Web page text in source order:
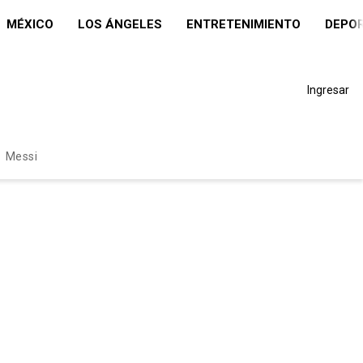
MÉXICO LOS ÁNGELES ENTRETENIMIENTO
Ingresar
Messi